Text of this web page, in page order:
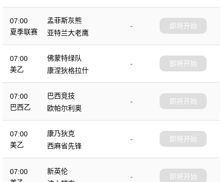
07:00
夏季联赛
孟菲斯灰熊
-
亚特兰大老鹰
即将开始
07:00
美乙
佛蒙特绿队
-
康涅狄格拉什
即将开始
07:00
巴西乙
巴西竞技
-
欧帕尔利奥
即将开始
07:00
美乙
康乃狄克
-
西麻省先锋
即将开始
07:00
新英伦
-
即将开始